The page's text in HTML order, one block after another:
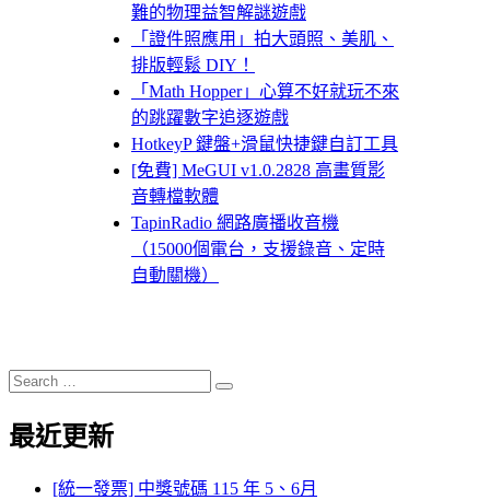
難的物理益智解謎遊戲
「證件照應用」拍大頭照、美肌、
排版輕鬆 DIY！
「Math Hopper」心算不好就玩不來
的跳躍數字追逐遊戲
HotkeyP 鍵盤+滑鼠快捷鍵自訂工具
[免費] MeGUI v1.0.2828 高畫質影
音轉檔軟體
TapinRadio 網路廣播收音機
（15000個電台，支援錄音、定時
自動關機）
Search
for:
Search
最近更新
[統一發票] 中獎號碼 115 年 5、6月